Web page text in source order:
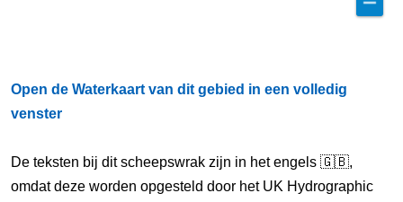
Open de Waterkaart van dit gebied in een volledig
venster
De teksten bij dit scheepswrak zijn in het engels 🇬🇧,
omdat deze worden opgesteld door het UK Hydrographic